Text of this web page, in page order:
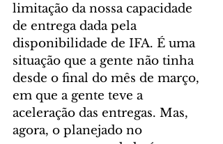
limitação da nossa capacidade
de entrega dada pela
disponibilidade de IFA. É uma
situação que a gente não tinha
desde o final do mês de março,
em que a gente teve a
aceleração das entregas. Mas,
agora, o planejado no